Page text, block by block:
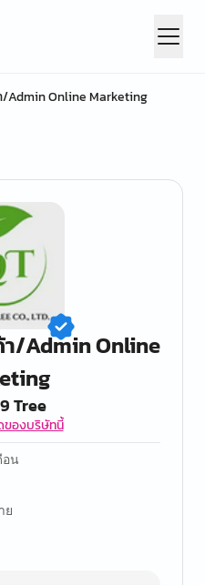
Online Marketing
/Admin Online
Tree
ของบริษัทนี้
อน
ย